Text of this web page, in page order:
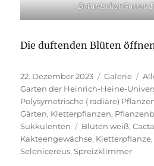
Botanischer Garten
Die duftenden Blüten
Veröffentlicht
am
22. Dezember 2023 Format
Galerie
Garten der Heinrich-Heine-
Polysymetrische ( radiäre)
Gärten, Kletterpflanzen,
Sukkulenten
Schlagwörter
Blüten weiß,
Kakteengewächse, Kletterpflanze,
Selenicereus,Spreizklimmer